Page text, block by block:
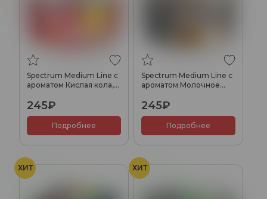
Spectrum Medium Line с
ароматом Кислая кола,
245₽
Подробнее
Spectrum Medium Line с
ароматом Молочное
245₽
Подробнее
ХИТ
Мята
ХИТ
Мята